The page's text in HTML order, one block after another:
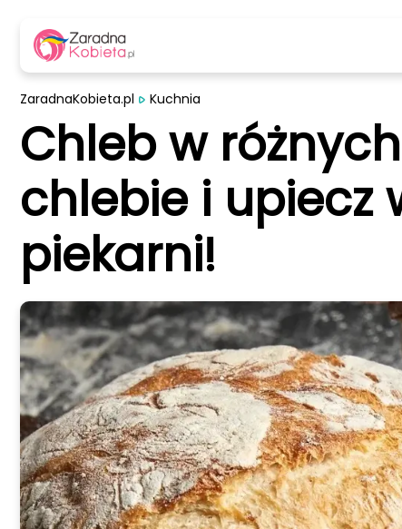
ZaradnaKobieta.pl Kuchnia
Chleb w
chlebie i upiecz
piekarni!